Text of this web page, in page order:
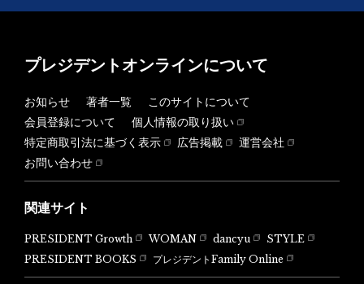
プレジデントオンラインについて
お知らせ 著者一覧
このサイトについて
会員登録について
個人情報の取り扱い
特定商取引法に基づく表示
広告掲載
運営会社
お問い合わせ
関連サイト
PRESIDENT Growth WOMAN dancyu
STYLE
PRESIDENT BOOKS
プレジデントFamily Online